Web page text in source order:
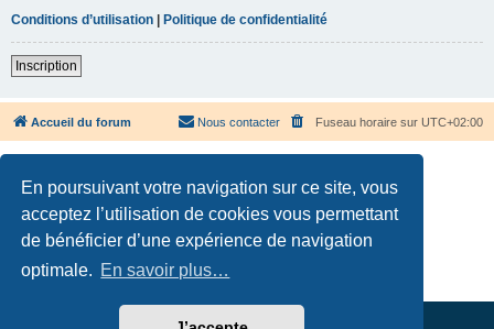
En poursuivant votre navigation sur ce site, vous
acceptez l’utilisation de cookies vous permettant
de bénéficier d’une expérience de navigation
optimale. En savoir plus…
Conditions d’utilisation
Politique de confidentialité
Inscription
Accueil du forum Fuseau horaire sur UTC+02:00
Nous contacter
Développé parphpBB® Forum Software © phpBB Limited
Confidentialité